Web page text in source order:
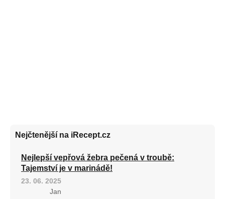
Nejčtenější na iRecept.cz
Nejlepší vepřová žebra pečená v troubě:
Tajemství je v marinádě!
23. 06. 2025
Jan